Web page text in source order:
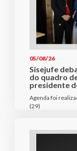
05/08/26
Sisejufe
do quadro
presidente
Agenda foi
(29)